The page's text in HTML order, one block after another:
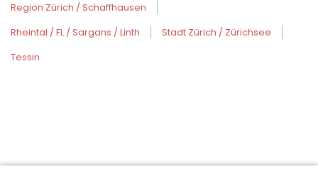
Region Zürich / Schaffhausen
Rheintal / FL / Sargans / Linth
Stadt Zürich / Zürichsee
Tessin